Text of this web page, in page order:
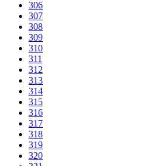
306
307
308
309
310
311
312
313
314
315
316
317
318
319
320